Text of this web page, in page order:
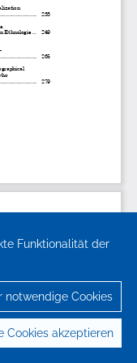
Funktionalität der
notwendige Cookies
Cookies akzeptieren